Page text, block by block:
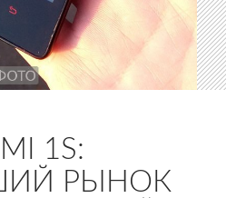
1S:
РЫНОК